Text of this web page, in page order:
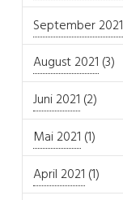
September 2021
August 2021 (3)
Juni 2021 (2)
Mai 2021 (1)
April 2021 (1)